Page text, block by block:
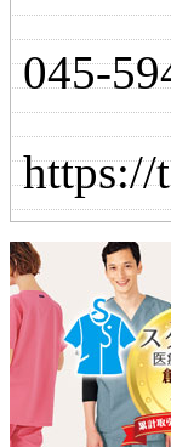
045-
https://